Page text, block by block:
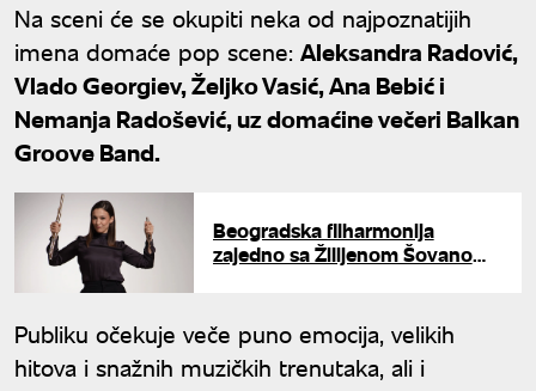
Na sceni će se okupiti neka od najpoznatijih
imena domaće pop scene: Aleksandra Radović,
Vlado Georgiev, Željko Vasić, Ana Bebić i
Nemanja Radošević, uz domaćine večeri Balkan
Groove Band.
Beogradska filharmonija
zajedno sa Žilijenom Šovanom i
Publiku očekuje veče puno emocija, velikih
hitova i snažnih muzičkih trenutaka, ali i